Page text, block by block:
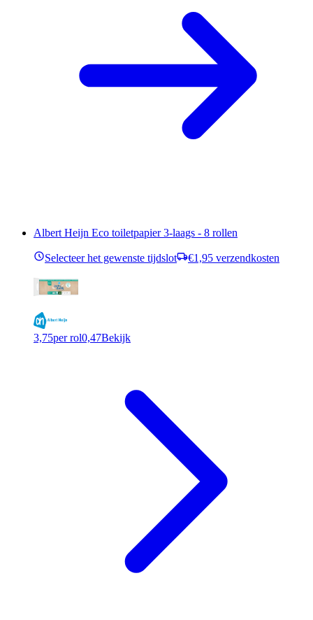
Albert Heijn Eco toiletpapier 3-laags - 8 rollen
Selecteer het gewenste tijdslot €1,95 verzendkosten
3,75per rol0,47Bekijk